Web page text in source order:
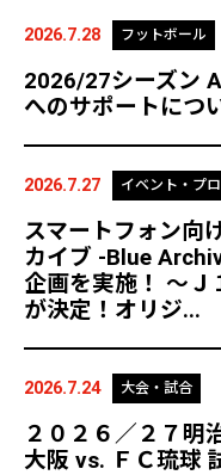
2026.7.28 フットボール
2026/27シーズン
へのサポートにつ
2026.7.27 イベント・プ
スマートフォン向
カイブ -Blue
企画を実施！ ～Ｊ
が決定！オリジ...
2026.7.24 大会・試合
２０２６／２７明
大阪 vs. ＦＣ琉球